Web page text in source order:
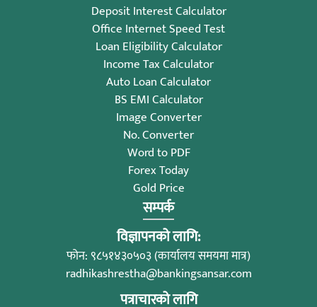
Deposit Interest Calculator
Office Internet Speed Test
Loan Eligibility Calculator
Income Tax Calculator
Auto Loan Calculator
BS EMI Calculator
Image Converter
No. Converter
Word to PDF
Forex Today
Gold Price
सम्पर्क
विज्ञापनको लागि:
फोन: ९८५१४३०५०३ (कार्यालय समयमा मात्र)
radhikashrestha@bankingsansar.com
पत्राचारको लागि